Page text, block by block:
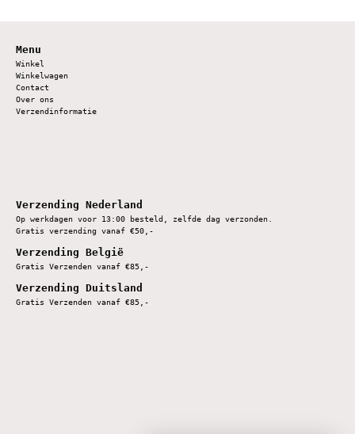
Menu
Winkel
Winkelwagen
Contact
Over ons
Verzendinformatie
Verzending Nederland
Op werkdagen voor 13:00 besteld, zelfde dag verzonden.
Gratis verzending vanaf €50,-
Verzending België
Gratis Verzenden vanaf €85,-
Verzending Duitsland
Gratis Verzenden vanaf €85,-